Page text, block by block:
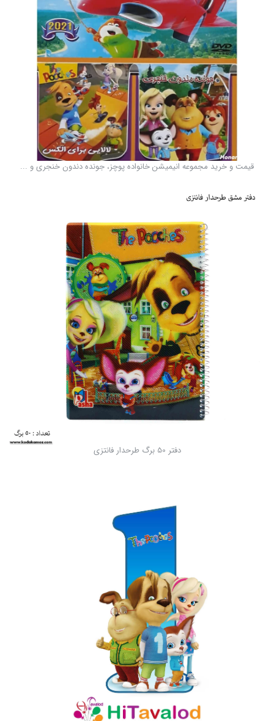
قیمت و خرید مجموعه انیمیشن خانواده پوچز، جونده دندون خنجری و ...
دفتر 50 برگ طرحدار فانتزی